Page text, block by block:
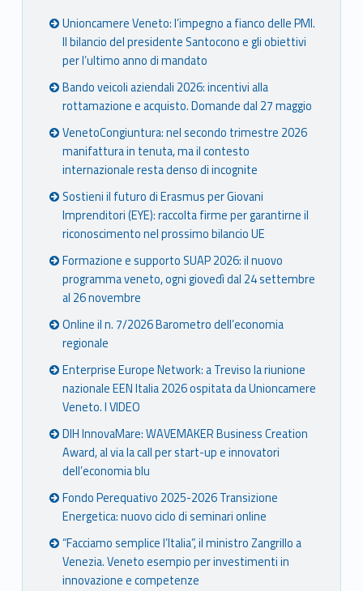
Unioncamere Veneto: l’impegno a fianco delle PMI.
Il bilancio del presidente Santocono e gli obiettivi
per l’ultimo anno di mandato
Bando veicoli aziendali 2026: incentivi alla
rottamazione e acquisto. Domande dal 27 maggio
VenetoCongiuntura: nel secondo trimestre 2026
manifattura in tenuta, ma il contesto
internazionale resta denso di incognite
Sostieni il futuro di Erasmus per Giovani
Imprenditori (EYE): raccolta firme per garantirne il
riconoscimento nel prossimo bilancio UE
Formazione e supporto SUAP 2026: il nuovo
programma veneto, ogni giovedì dal 24 settembre
al 26 novembre
Online il n. 7/2026 Barometro dell’economia
regionale
Enterprise Europe Network: a Treviso la riunione
nazionale EEN Italia 2026 ospitata da Unioncamere
Veneto. I VIDEO
DIH InnovaMare: WAVEMAKER Business Creation
Award, al via la call per start-up e innovatori
dell’economia blu
Fondo Perequativo 2025-2026 Transizione
Energetica: nuovo ciclo di seminari online
“Facciamo semplice l’Italia”, il ministro Zangrillo a
Venezia. Veneto esempio per investimenti in
innovazione e competenze